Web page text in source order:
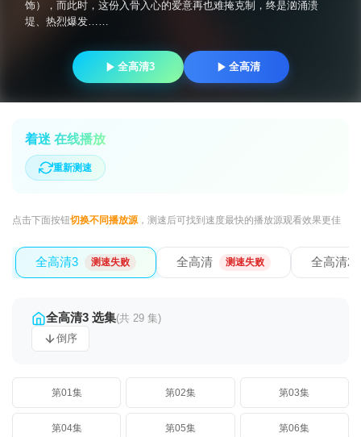
饰），而此时，这份入骨入心的爱意再也难掩克制，终是汹涌溃
堤、热烈爆发……
全高清3 全高清
着迷 在线播放
重新测速
点击下面按钮切换不同播放源，测速后可找到速度最快的播放源观看效果更佳
全高清3 测速失败 全高清 测速失败 全高清2
全高清3 选集(共 29 集)
倒序
第01集 第02集 第03集
第04集 第05集 第06集